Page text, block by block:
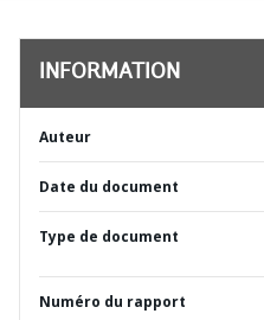
INFORMATION
Auteur
Date du document
Type de document
Numéro du rapport